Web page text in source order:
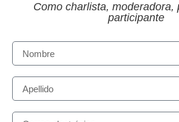
Como charlista, moderadora,
participante